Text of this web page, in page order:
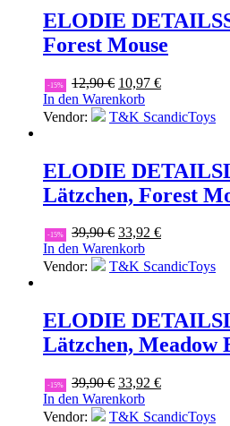
ELODIE DETAILS
Forest Mouse
-15% 12,90€ Ursprünglicher
Preis
war:
10,97 €Aktueller
ist:
In den Warenkorb
Vendor:
T&K ScandicToys
ELODIE DETAILS
Lätzchen, Forest
-15% 39,90€ Ursprünglicher
Preis
war:
33,92 €Aktueller
ist:
In den Warenkorb
Vendor:
T&K ScandicToys
ELODIE DETAILS
Lätzchen, Meadow
-15% 39,90€ Ursprünglicher
Preis
war:
33,92 €Aktueller
ist:
In den Warenkorb
Vendor:
T&K ScandicToys